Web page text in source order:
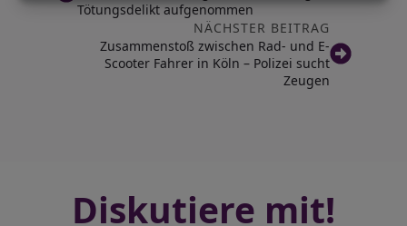
Tötungsdelikt aufgenommen
NÄCHSTER BEITRAG
Zusammenstoß zwischen Rad- und E-
Scooter Fahrer in Köln – Polizei sucht
Zeugen
Diskutiere mit!